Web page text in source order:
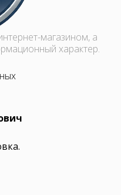
магазином, а
характер.